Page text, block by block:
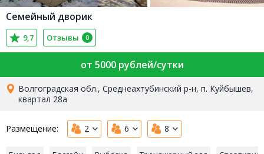
Семейный дворик
9,7 Отзывы 0
от 5000 рублей/сутки
Волгоградская обл., Среднеахтубинский р-н, п. Куйбышев,
квартал 28а
Размещение: 2 6 8